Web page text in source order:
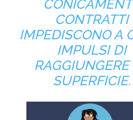
CONTRATTI
IMPEDISCONO A
IMPULSI DI
RAGGIUNGERE
SUPERFICIE.